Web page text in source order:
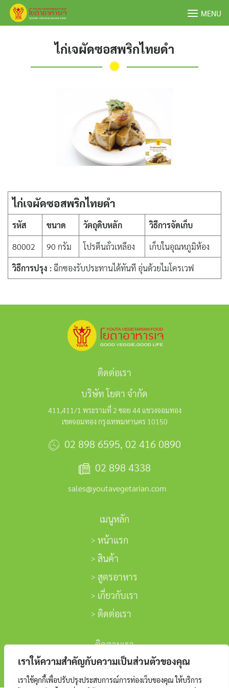
เราให้ความสำคัญกับความเป็นส่วนตัวของคุณ
เราใช้คุกกี้เพื่อปรับปรุงประสบการณ์การท่องเว็บของคุณ ให้บริการ
Skip
MENU
ไก่เจผัดซอสพริกไทยดำ
ไก่เจผัดซอสพริกไทยดำ
รหัส ขนาด วัตถุดิบหลัก
วิธีการจัดเก็บ
80002
90 กรัม โปรตีนถั่วเหลือง
เก็บในอุณหภูมิห้อง
วิธีการปรุง :ฉีกซองรับประทานได้ทันที อุ่นด้วยไมโครเวฟ
ติดต่อเรา
บริษัท โยตา จำกัด
411,411/1 พระรามที่ 2 ซอย 44 แขวงจอมทอง
เขตจอมทอง กรุงเทพมหานคร 10150
02 898 6595, 02 416 0890
02 898 4338
sales@youtavegetarian.com
เมนูหลัก
หน้าแรก
สินค้า
สูตรอาหาร
เกี่ยวกับเรา
ติดต่อเรา
ติดตามเรา